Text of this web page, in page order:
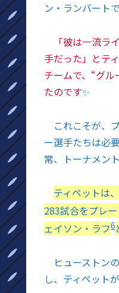
ン・ランバート
「彼は一流
手だった」とテ
チームで、“グ
たのです✨
これこそが、
ー選手たちは必
常、トーナメン
ティペットは
283試合をプレ
ェイソン・ラフ6
ヒューストン
し、ティペット